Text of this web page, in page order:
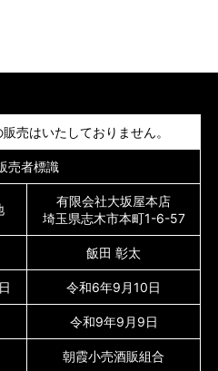
売はいたしておりません。
売者標識
有限会社大坂屋本店
埼玉県志木市本町1-6-57
飯田 彰太
令和6年9月10日
令和9年9月9日
朝霞小売酒販組合